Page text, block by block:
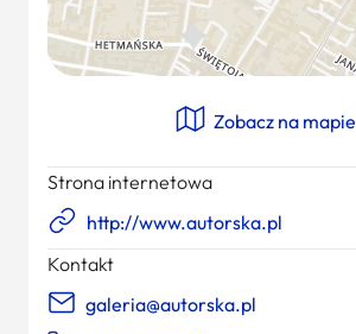
Zobacz na mapie
Strona internetowa
http://www.autorska.pl
Kontakt
galeria@autorska.pl